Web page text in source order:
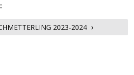
2023-2024